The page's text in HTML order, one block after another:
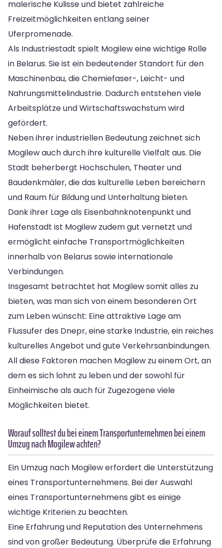
malerische Kulisse und bietet zahlreiche
Freizeitmöglichkeiten entlang seiner
Uferpromenade.
Als Industriestadt spielt Mogilew eine wichtige Rolle
in Belarus. Sie ist ein bedeutender Standort für den
Maschinenbau, die Chemiefaser-, Leicht- und
Nahrungsmittelindustrie. Dadurch entstehen viele
Arbeitsplätze und Wirtschaftswachstum wird
gefördert.
Neben ihrer industriellen Bedeutung zeichnet sich
Mogilew auch durch ihre kulturelle Vielfalt aus. Die
Stadt beherbergt Hochschulen, Theater und
Baudenkmäler, die das kulturelle Leben bereichern
und Raum für Bildung und Unterhaltung bieten.
Dank ihrer Lage als Eisenbahnknotenpunkt und
Hafenstadt ist Mogilew zudem gut vernetzt und
ermöglicht einfache Transportmöglichkeiten
innerhalb von Belarus sowie internationale
Verbindungen.
Insgesamt betrachtet hat Mogilew somit alles zu
bieten, was man sich von einem besonderen Ort
zum Leben wünscht: Eine attraktive Lage am
Flussufer des Dnepr, eine starke Industrie, ein reiches
kulturelles Angebot und gute Verkehrsanbindungen.
All diese Faktoren machen Mogilew zu einem Ort, an
dem es sich lohnt zu leben und der sowohl für
Einheimische als auch für Zugezogene viele
Möglichkeiten bietet.
Worauf solltest du bei einem Transportunternehmen bei einem
Umzug nach Mogilew achten?
Ein Umzug nach Mogilew erfordert die Unterstützung
eines Transportunternehmens. Bei der Auswahl
eines Transportunternehmens gibt es einige
wichtige Kriterien zu beachten.
Eine Erfahrung und Reputation des Unternehmens
sind von großer Bedeutung. Überprüfe die Erfahrung